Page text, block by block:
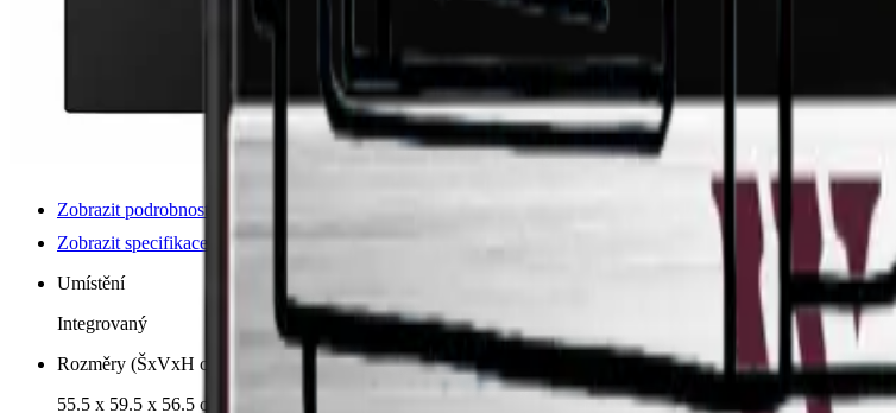
Zobrazit podrobnosti o produktu
Zobrazit specifikace
Umístění
Integrovaný
Rozměry (ŠxVxH cm)
55.5 x 59.5 x 56.5 cm